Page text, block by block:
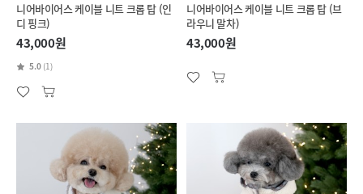
니어바이어스 케이블 니트 크롭 탑 (인
디 핑크)
43,000원
5.0 (1)
니어바이어스 케이블 니트 크롭 탑 (브
라우니 말차)
43,000원